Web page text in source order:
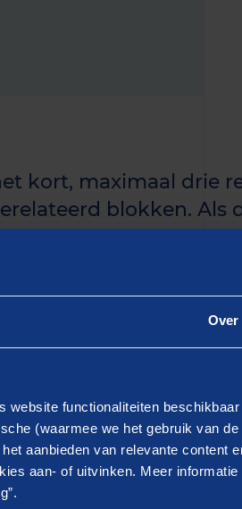
Over
website functionaliteiten
(waarmee we het gebruik van
aanbieden van relevante content
aan- of uitvinken. Meer informatie
”.
kort, maximaal drie
blokken. Als
je de rest in de eerste
magna aliqua. Ut enim ad
ut aliquip ex ea commodo
velit esse cillum dolore eu
non proident, sunt in culpa qui